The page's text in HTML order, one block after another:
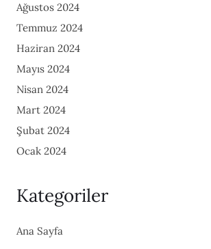
Ağustos 2024
Temmuz 2024
Haziran 2024
Mayıs 2024
Nisan 2024
Mart 2024
Şubat 2024
Ocak 2024
Kategoriler
Ana Sayfa